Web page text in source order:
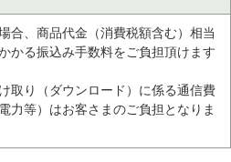
合、商品代金（消費税額含む）相当
かる振込み手数料をご負担頂けます
取り（ダウンロード）に係る通信費
力等）はお客さまのご負担となりま